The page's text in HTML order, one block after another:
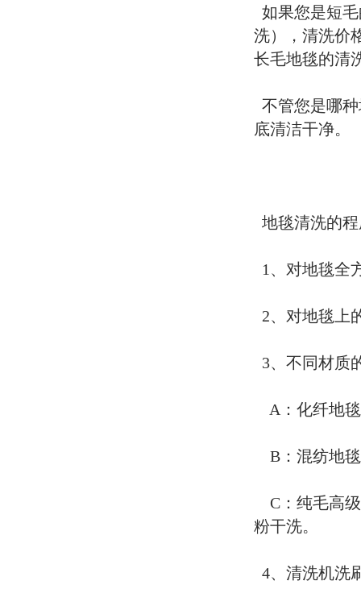
如果您是短
洗），清洗价
长毛地毯的清
不管您是哪
底清洁干净。
地毯清洗的
1、对地毯全
2、对地毯上
3、不同材质
A：化纤地毯
B：混纺地毯
C：纯毛高
粉干洗。
4、清洗机洗